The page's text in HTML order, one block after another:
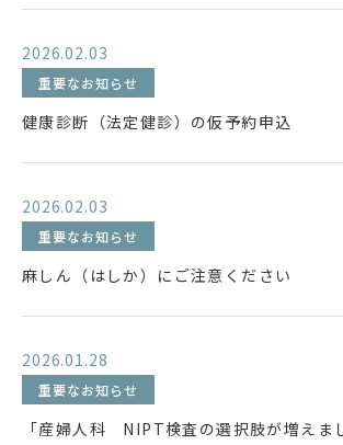
2026.02.03
重要なお知らせ
健康診断（法定健診）の仮予約申込
2026.02.03
重要なお知らせ
麻しん（はしか）にご注意ください
2026.01.28
重要なお知らせ
「産婦人科 NIPT検査の選択肢が増えま